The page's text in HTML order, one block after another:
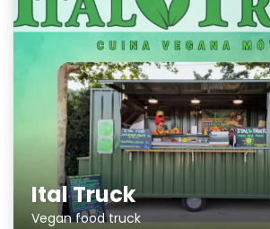
Ital Truck
Vegan food truck